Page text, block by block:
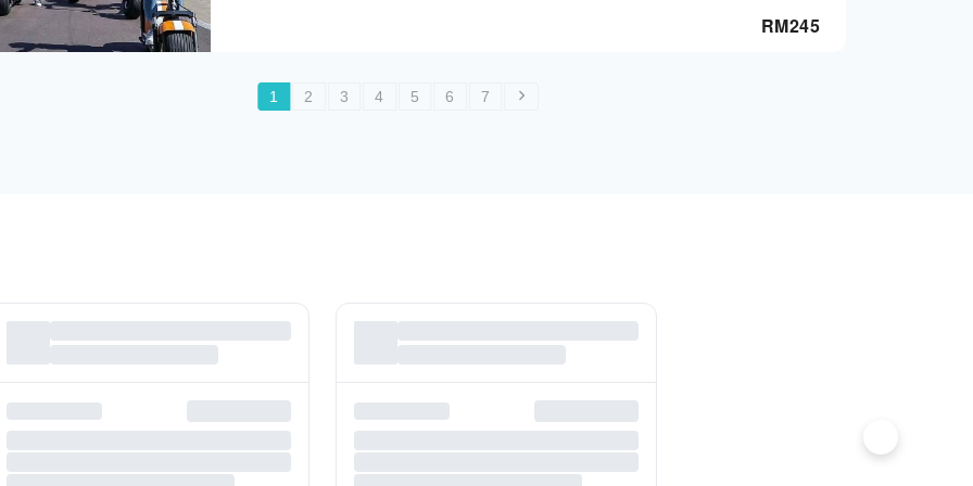
RM245
1 2 3 4 5 6 7